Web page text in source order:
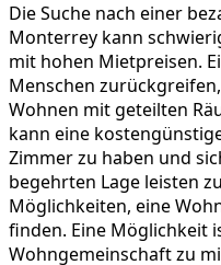
Die Suche nach einer
Monterrey kann
mit hohen Mietpreisen.
Menschen
Wohnen mit geteilten
kann eine
Zimmer zu haben und
begehrten Lage leisten
Möglichkeiten, eine
finden. Eine Möglichkeit
Wohngemeinschaft zu